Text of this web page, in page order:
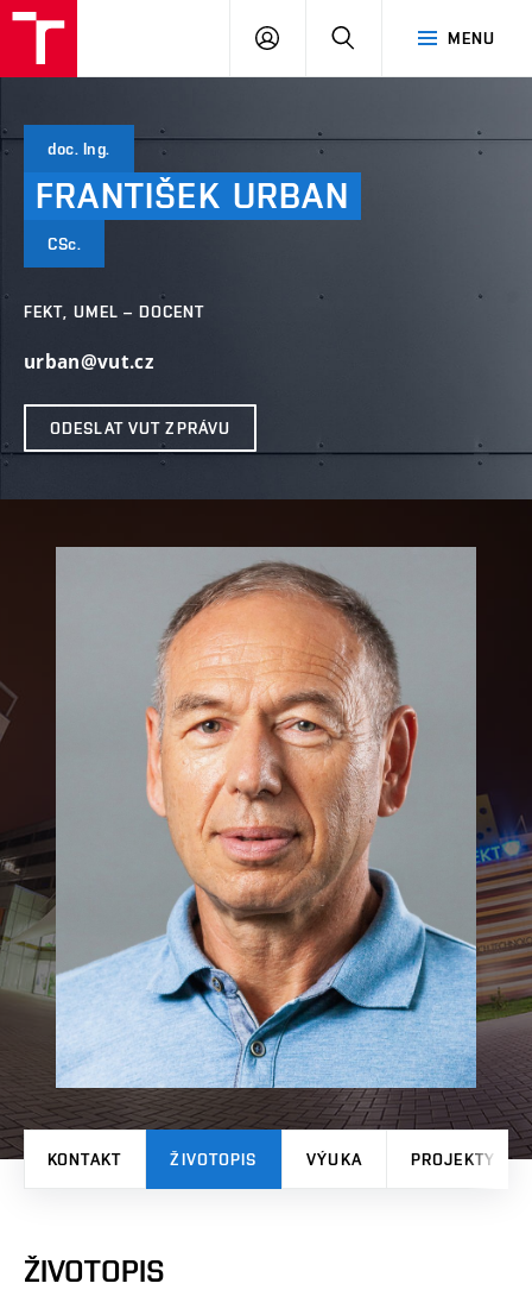
MENU
PŘIHLÁSIT
doc. Ing.
FRANTIŠEK URBAN
CSc.
FEKT, UMEL – DOCENT
urban@vut.cz
ODESLAT VUT ZPRÁVU
KONTAKT ŽIVOTOPIS VÝUKA PROJEKTY
ŽIVOTOPIS